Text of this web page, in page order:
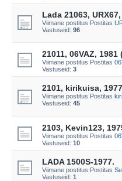
Lada 21063,
Viimane postitus Postitas
Vastuseid: 96
21011, 06VAZ,
Viimane postitus Postitas
Vastuseid: 3
2101, kirikuisa, 1977
Viimane postitus Postitas
Vastuseid: 45
2103, Kevin123,
Viimane postitus Postitas
Vastuseid: 10
LADA 1500S-1977.
Viimane postitus Postitas
Vastuseid: 1